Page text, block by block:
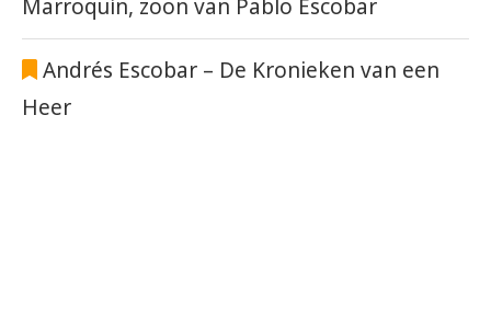
Marroquín, zoon van Pablo Escobar
Andrés Escobar – De Kronieken van een
Heer